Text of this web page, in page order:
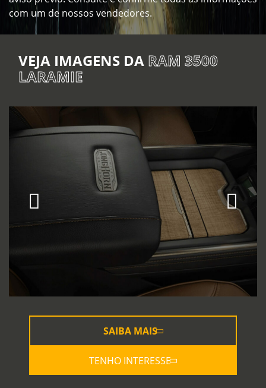
com um de nossos vendedores.
VEJA IMAGENS DA RAM 3500
LARAMIE
SAIBA MAIS
TENHO INTERESSE